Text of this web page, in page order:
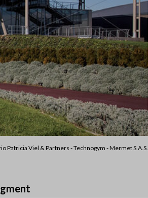
Patricia Viel & Partners - Technogym - Mermet S.A.S.